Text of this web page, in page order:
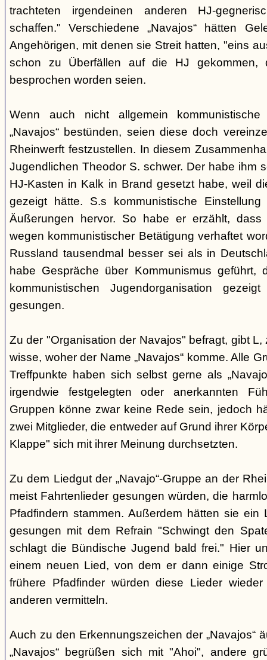
trachteten irgendeinen anderen HJ-
schaffen." Verschiedene „Navajos“ hätten
Angehörigen, mit denen sie Streit hatten, "eins
schon zu Überfällen auf die HJ gekommen,
besprochen worden seien.
Wenn auch nicht allgemein
„Navajos“ bestünden, seien diese doch
Rheinwerft festzustellen. In diesem
Jugendlichen Theodor S. schwer. Der habe ihm
HJ-Kasten in Kalk in Brand gesetzt habe, weil
gezeigt hätte. S.s kommunistische
Äußerungen hervor. So habe er erzählt, dass
wegen kommunistischer Betätigung verhaftet
Russland tausendmal besser sei als in
habe Gespräche über Kommunismus
kommunistischen Jugendorganisation
gesungen.
Zu der "Organisation der Navajos" befragt, gibt
wisse, woher der Name „Navajos“ komme. Alle
Treffpunkte haben sich selbst gerne als
irgendwie festgelegten oder anerkannten
Gruppen könne zwar keine Rede sein, jedoch
zwei Mitglieder, die entweder auf Grund ihrer
Klappe" sich mit ihrer Meinung durchsetzten.
Zu dem Liedgut der „Navajo“-Gruppe an der
meist Fahrtenlieder gesungen würden, die
Pfadfindern stammen. Außerdem hätten sie ein
gesungen mit dem Refrain "Schwingt den
schlagt die Bündische Jugend bald frei." Hier
einem neuen Lied, von dem er dann einige
frühere Pfadfinder würden diese Lieder
anderen vermitteln.
Auch zu den Erkennungszeichen der „Navajos“
„Navajos“ begrüßen sich mit "Ahoi", andere